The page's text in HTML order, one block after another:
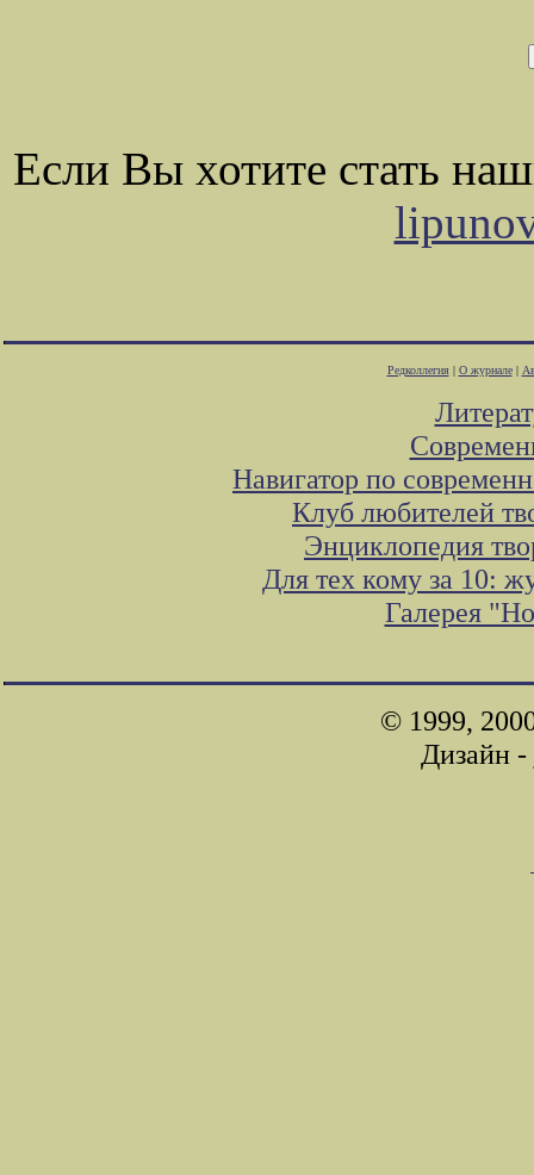
Если Вы хотите стать
Редколлегия| О журнале|
Навигатор по
Клуб любителей
Энциклопедия
Для тех кому за 10:
Галерея
© 1999,
Дизайн -